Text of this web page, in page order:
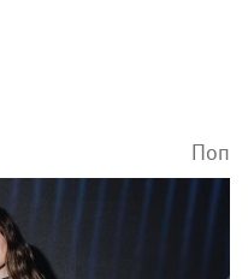
Поп